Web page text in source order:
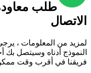
طلب
الاتصال
لمزيد من المعلومات ،
النموذج أدناه وسيتصل بك
فريقنا في أقرب وقت